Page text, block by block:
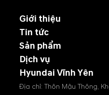
Giới thiệu
Tin tức
Sản phẩm
Dịch vụ
Hyundai Vĩnh Yên
Địa chỉ: Thôn Mậu Thông,